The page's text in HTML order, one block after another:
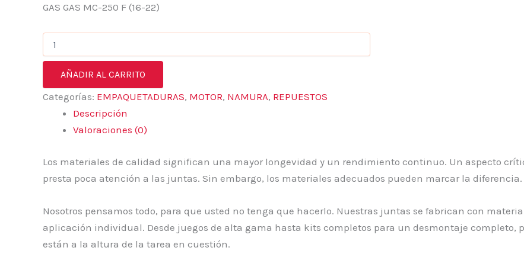
GAS GAS MC-250 F (16-22)
AÑADIR AL CARRITO
Categorías: EMPAQUETADURAS, MOTOR, NAMURA, REPUESTOS
Descripción
Valoraciones (0)
Los materiales de calidad significan una mayor longevidad y un rendimiento continuo. Un aspecto
presta poca atención a las juntas. Sin embargo, los materiales adecuados pueden marcar la diferencia.
Nosotros pensamos todo, para que usted no tenga que hacerlo. Nuestras juntas se fabrican con
aplicación individual. Desde juegos de alta gama hasta kits completos para un desmontaje completo,
están a la altura de la tarea en cuestión.